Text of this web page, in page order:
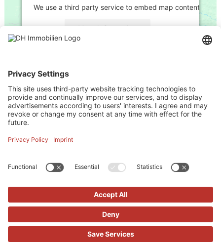
We use a third party service to embed map content that
More Information
powered by
Cookies
-
AGBs
DH IMMOBILIEN GMBH - COPYRIGHT 2026